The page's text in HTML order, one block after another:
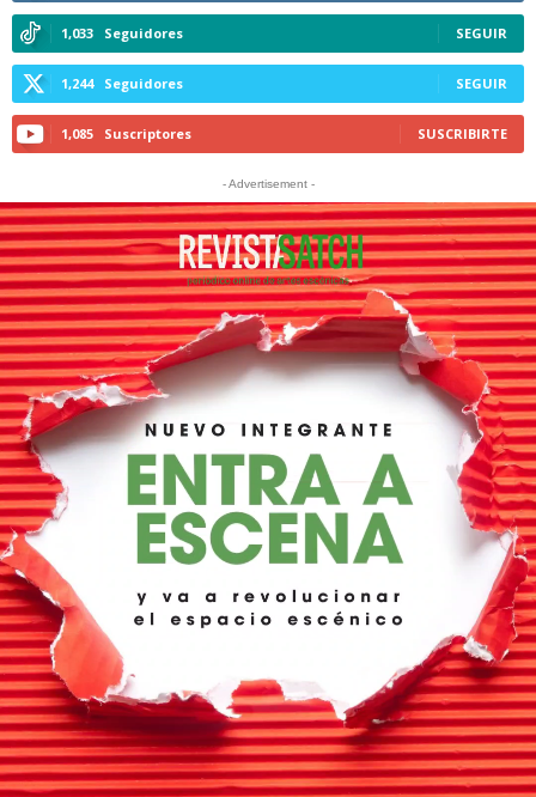
1,033 Seguidores SEGUIR
1,244 Seguidores SEGUIR
1,085 Suscriptores SUSCRIBIRTE
- Advertisement -